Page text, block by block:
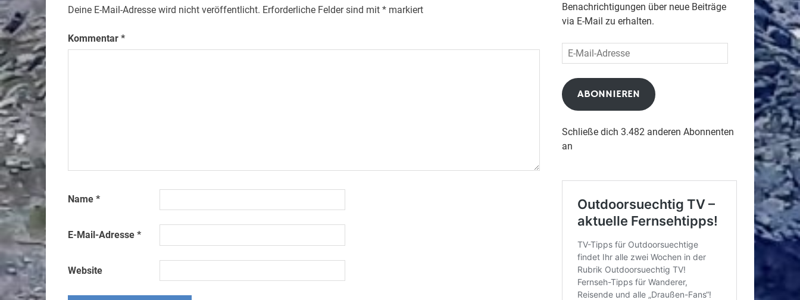
Deine E-Mail-Adresse wird nicht veröffentlicht. Erforderliche Felder sind mit *markiert
Kommentar *
Name *
E-Mail-Adresse *
Website
Benachrichtigungen über neue Beiträge
via E-Mail zu erhalten.
E-
Mail-
Adresse
ABONNIEREN
Schließe dich 3.482 anderen Abonnenten
an